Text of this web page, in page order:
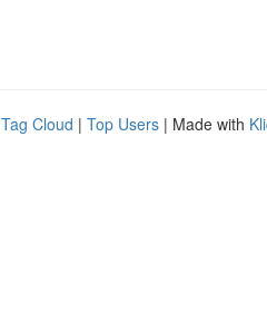
Tag Cloud | Top Users | Made with